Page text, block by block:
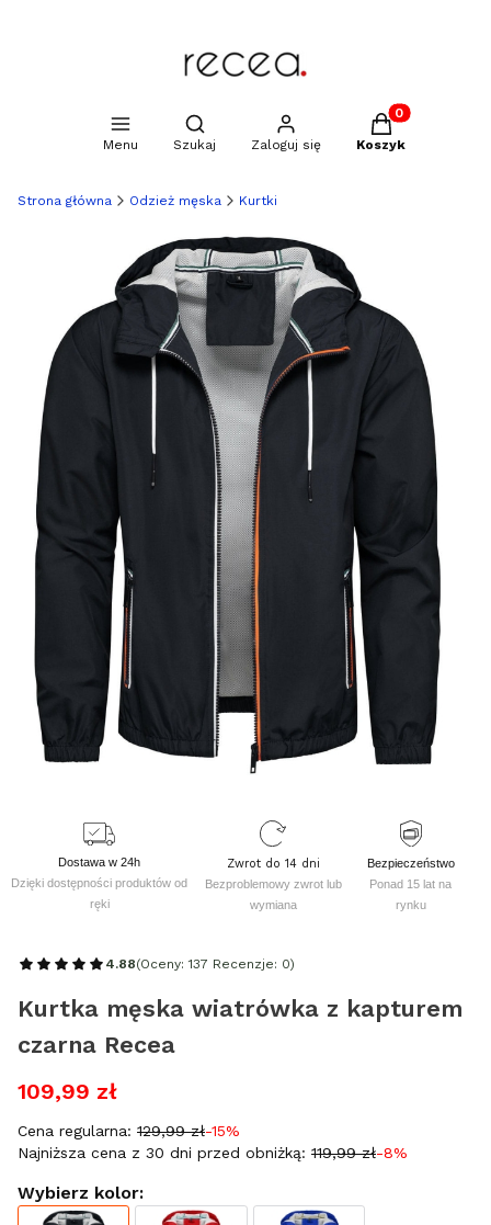
Menu
Otwórz wyszukiwarkę
Szukaj Zaloguj się
Produkty w
Koszyk
Strona główna Odzież męska Kurtki
Dostawa w 24h
Dzięki dostępności produktów od
ręki
Zwrot do 14 dni
Bezproblemowy zwrot lub
wymiana
Bezpieczeństwo
Ponad 15 lat na
rynku
4.88(Oceny: 137 Recenzje: 0)
Kurtka męska wiatrówka z kapturem
czarna Recea
109,99 zł
Cena regularna: 129,99 zł-15%
Najniższa cena z 30 dni przed obniżką: 119,99 zł-8%
Wybierz kolor: